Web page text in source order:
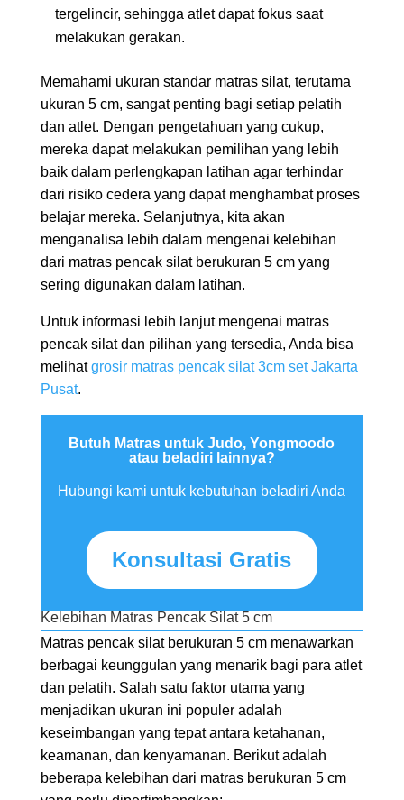
tergelincir, sehingga atlet dapat fokus saat
melakukan gerakan.
Memahami ukuran standar matras silat, terutama
ukuran 5 cm, sangat penting bagi setiap pelatih
dan atlet. Dengan pengetahuan yang cukup,
mereka dapat melakukan pemilihan yang lebih
baik dalam perlengkapan latihan agar terhindar
dari risiko cedera yang dapat menghambat proses
belajar mereka. Selanjutnya, kita akan
menganalisa lebih dalam mengenai kelebihan
dari matras pencak silat berukuran 5 cm yang
sering digunakan dalam latihan.
Untuk informasi lebih lanjut mengenai matras
pencak silat dan pilihan yang tersedia, Anda bisa
melihatgrosir matras pencak silat 3cm set Jakarta
Pusat.
Butuh Matras untuk Judo, Yongmoodo
atau beladiri lainnya?
Hubungi kami untuk kebutuhan beladiri Anda
Konsultasi Gratis
Kelebihan Matras Pencak Silat 5 cm
Matras pencak silat berukuran 5 cm menawarkan
berbagai keunggulan yang menarik bagi para atlet
dan pelatih. Salah satu faktor utama yang
menjadikan ukuran ini populer adalah
keseimbangan yang tepat antara ketahanan,
keamanan, dan kenyamanan. Berikut adalah
beberapa kelebihan dari matras berukuran 5 cm